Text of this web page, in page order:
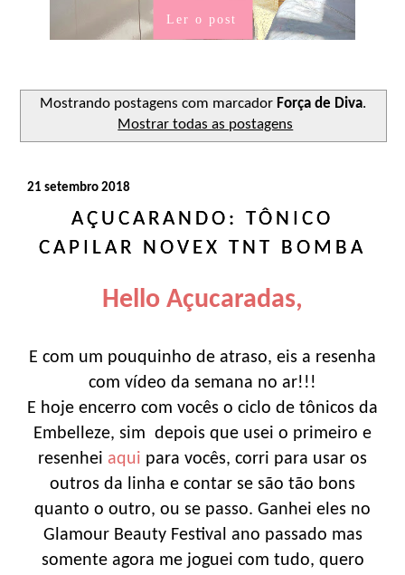
Ler o post
Mostrando postagens com marcador Força de Diva.
Mostrar todas as postagens
21 setembro 2018
AÇUCARANDO: TÔNICO
CAPILAR NOVEX TNT BOMBA
Hello Açucaradas,
E com um pouquinho de atraso, eis a resenha
com vídeo da semana no ar!!!
E hoje encerro com vocês o ciclo de tônicos da
Embelleze, sim depois que usei o primeiro e
resenhei aqui para vocês, corri para usar os
outros da linha e contar se são tão bons
quanto o outro, ou se passo. Ganhei eles no
Glamour Beauty Festival ano passado mas
somente agora me joguei com tudo, quero